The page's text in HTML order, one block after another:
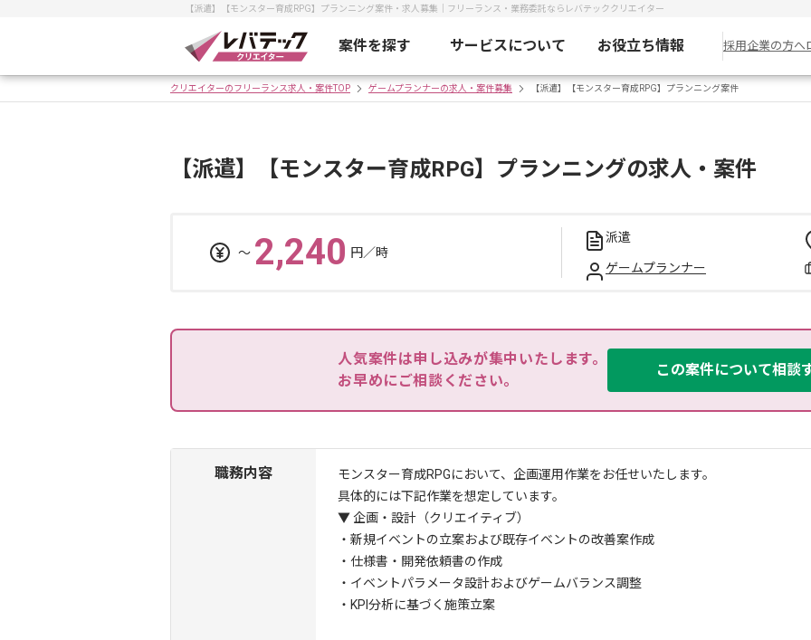
【派遣】【モンスター育成RPG】プランニング案件・求人募集｜フリーランス・業務委託ならレバテッククリエイター
案件を探す サービスについて お役立ち情報 採用企業の方へ
クリエイターのフリーランス求人・案件TOP ゲームプランナーの求人・案件募集 【派遣】【モンスター育成RPG】プランニング案件
【派遣】【モンスター育成RPG】プランニングの求人・案件
〜 2,240 円／時
派遣
ゲームプランナー
人気案件は申し込みが集中いたします。
お早めにご相談ください。
この案件について相談
職務内容
モンスター育成RPGにおいて、企画運用作業をお任せいたします。
具体的には下記作業を想定しています。
▼ 企画・設計（クリエイティブ）
・新規イベントの立案および既存イベントの改善案作成
・仕様書・開発依頼書の作成
・イベントパラメータ設計およびゲームバランス調整
・KPI分析に基づく施策立案